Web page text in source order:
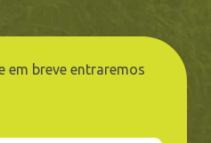
em breve entraremos